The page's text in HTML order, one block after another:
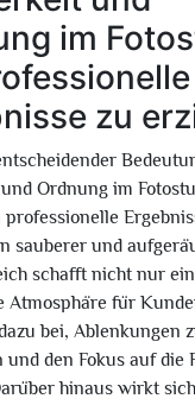
im
zu
Ordnung im
sauberer und
schafft nicht nur
Atmosphäre für
bei, Ablenkungen
den Fokus auf die
hinaus wirkt